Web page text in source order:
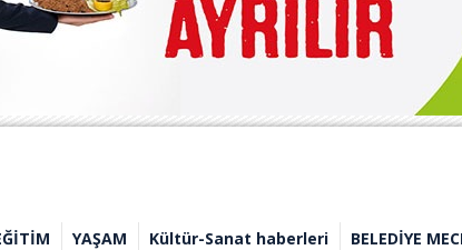
YAŞAM Kültür-Sanat haberleri BELEDİYE